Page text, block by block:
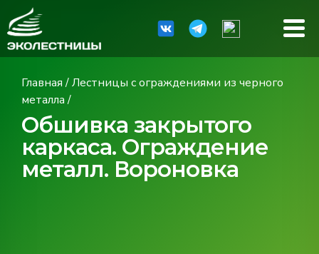
Главная/Лестницы с ограждениями из черного
металла/
Обшивка закрытого
каркаса. Ограждение
металл. Вороновка